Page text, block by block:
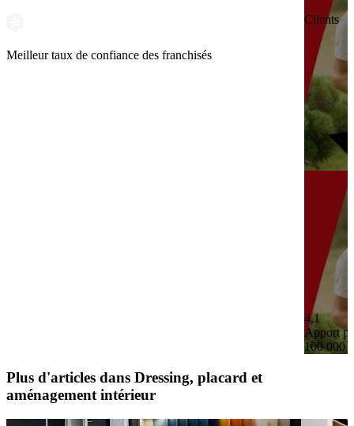
Meilleur taux de confiance des franchisés
Clients
4,1
Apport
100 000 €
Plus d'articles dans Dressing, placard et
aménagement intérieur